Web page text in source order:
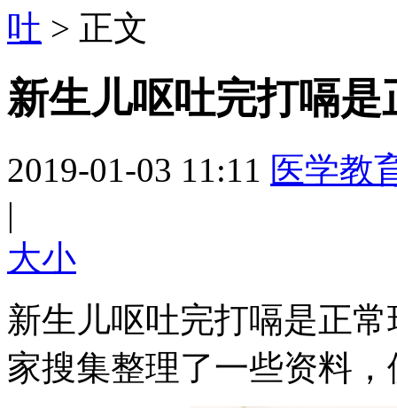
吐 > 正文
新生儿呕吐完打嗝
2019-01-03 11:11 医学教
|
大小
新生儿呕吐完打嗝是正
家搜集整理了一些资料